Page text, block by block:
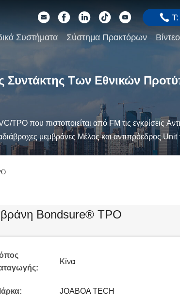
Συστήματα Σύστημα Πρακτόρων Βίντεο
Συντάκτης Των Εθνικών
που πιστοποιείται από FM τις εγκρίσεις
μεμβράνες Μέλος και αντιπρόεδρος Unit
Bondsure® TPO
Κίνα
JOABOA TECH